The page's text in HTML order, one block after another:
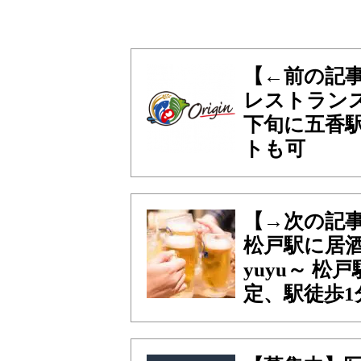
【←前の記事
レストラン
下旬に五香
トも可
【→次の記事
松戸駅に居
yuyu～ 松戸
定、駅徒歩